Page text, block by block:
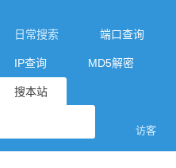
日常搜索 端口查询
IP查询 MD5解密
搜本站
访客